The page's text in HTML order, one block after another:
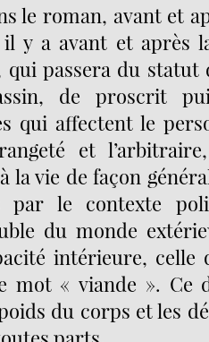
le roman, avant et
il y a avant et après
qui passera du statut
de proscrit
qui affectent le
et
la vie de façon
par le contexte
du monde
intérieure, celle
mot « viande ». Ce
du corps et les